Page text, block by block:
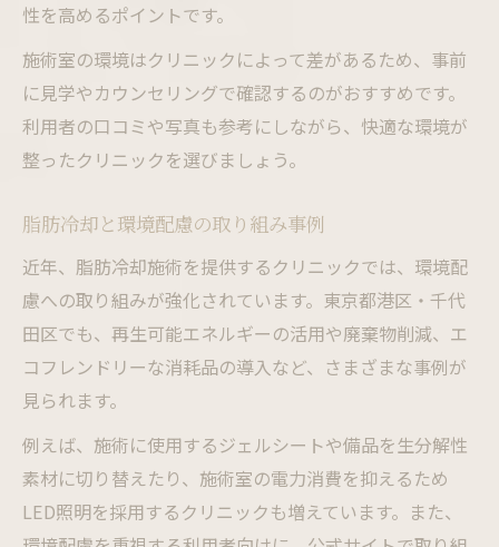
性を高めるポイントです。
施術室の環境はクリニックによって差があるため、事前
に見学やカウンセリングで確認するのがおすすめです。
利用者の口コミや写真も参考にしながら、快適な環境が
整ったクリニックを選びましょう。
脂肪冷却と環境配慮の取り組み事例
近年、脂肪冷却施術を提供するクリニックでは、環境配
慮への取り組みが強化されています。東京都港区・千代
田区でも、再生可能エネルギーの活用や廃棄物削減、エ
コフレンドリーな消耗品の導入など、さまざまな事例が
見られます。
例えば、施術に使用するジェルシートや備品を生分解性
素材に切り替えたり、施術室の電力消費を抑えるため
LED照明を採用するクリニックも増えています。また、